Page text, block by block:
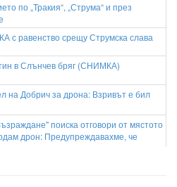
по „Тракия“, „Струма“ и през
с равенство срещу Струмска слава
в Слънчев бряг (СНИМКА)
на Добрич за дрона: Взривът е бил
поиска отговори от мястото
дрон: Предупреждавахме, че